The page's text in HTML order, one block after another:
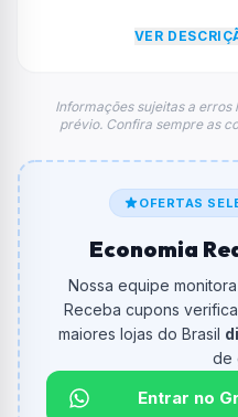
VER
Informações sujeitas a erros
prévio. Confira sempre as
OFERTAS
Economia
Nossa equipe
Receba cupons
maiores lojas do Brasil
de
Entrar no